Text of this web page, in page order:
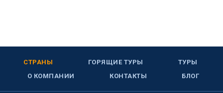
СТРАНЫ ГОРЯЩИЕ ТУРЫ
ТУРЫ
О КОМПАНИИ
КОНТАКТЫ БЛОГ